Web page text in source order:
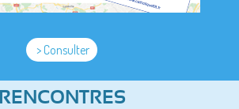
> Consulter
RENCONTRES